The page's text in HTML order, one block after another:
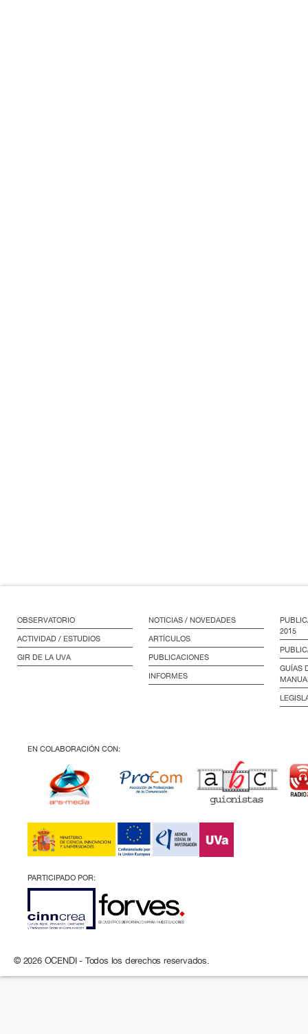
OBSERVATORIO
ACTIVIDAD / ESTUDIOS
GIR DE LA UVA
NOTICIAS / NOVEDADES
ARTÍCULOS
PUBLICACIONES
INFORMES
2015
GUÍAS
EN COLABORACIÓN CON:
PARTICIPADO POR:
© 2026 OCENDI - Todos los derechos reservados.